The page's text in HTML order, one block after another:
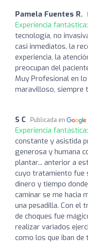
Pamela Fuentes R.
Experiencia fantástica:
tecnología, no
casi inmediatos, la
experiencia, la
preocupan del
Muy Profesional en
maravilloso, siempre
S C Publicada en
Experiencia fantástica:
constante y asistida
generosa y humana
plantar... anterior a
cuyo tratamiento fue
dinero y tiempo
caminar se me hacia
una pesadilla. Con el
de choques fue
realizar variados
como los que iban